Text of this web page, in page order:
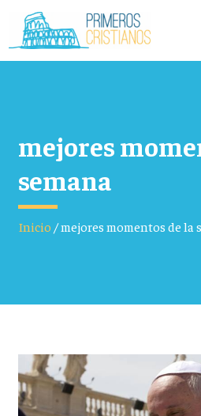
mejores
semana
Inicio /mejores momentos de la